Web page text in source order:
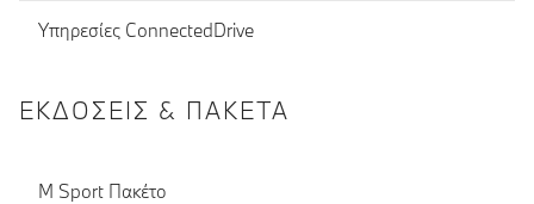
Υπηρεσίες ConnectedDrive
ΕΚΔΌΣΕΙΣ & ΠΑΚΈΤΑ
M Sport Πακέτο